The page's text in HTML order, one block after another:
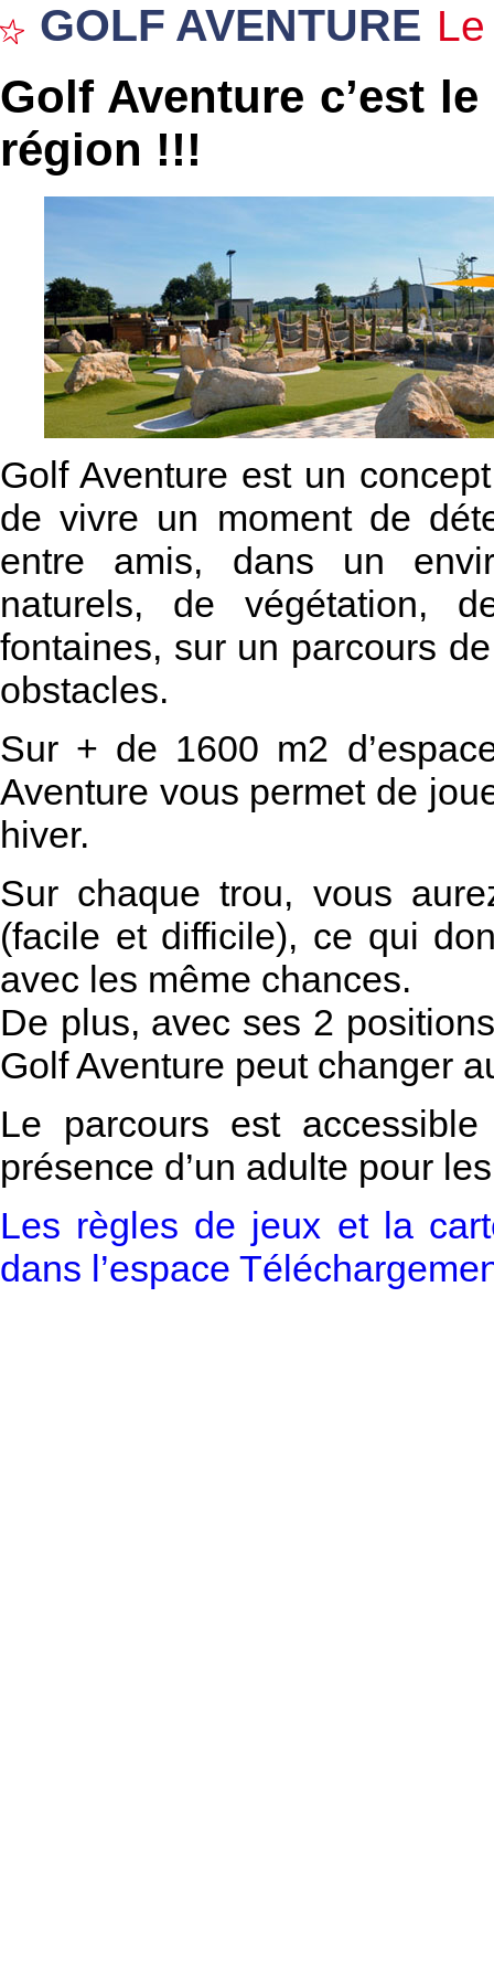
GOLF AVENTURE
Golf Aventure c’est
région !!!
Golf Aventure est un
de vivre un moment de
entre amis, dans un
naturels, de végétation,
fontaines, sur un parcours
obstacles.
Sur + de 1600 m2
Aventure vous permet de
hiver.
Sur chaque trou, vous
(facile et difficile), ce qui
avec les même chances.
De plus, avec ses 2
Golf Aventure peut changer
Le parcours est
présence d’un adulte pour
Les règles de jeux et la
dans l’espace